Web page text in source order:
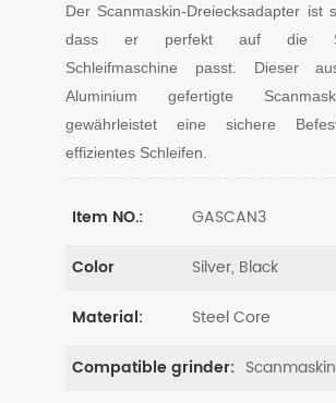
Der Scanmaskin-Dreiecksadapter ist
dass er perfekt auf die
Schleifmaschine passt. Dieser
Aluminium gefertigte
gewährleistet eine sichere
effizientes Schleifen.
Item NO.: GASCAN3
Color Silver, Black
Material: Steel Core
Compatible grinder: